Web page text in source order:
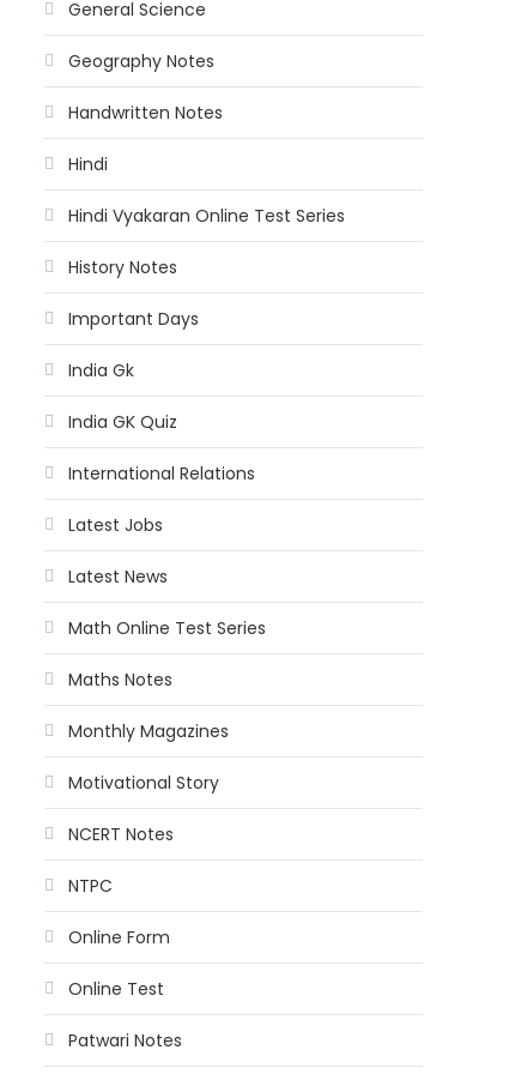
General Science
Geography Notes
Handwritten Notes
Hindi
Hindi Vyakaran Online Test Series
History Notes
Important Days
India Gk
India GK Quiz
International Relations
Latest Jobs
Latest News
Math Online Test Series
Maths Notes
Monthly Magazines
Motivational Story
NCERT Notes
NTPC
Online Form
Online Test
Patwari Notes